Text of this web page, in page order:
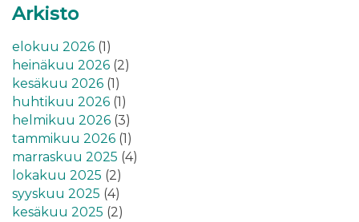
Arkisto
elokuu 2026 (1)
heinäkuu 2026 (2)
kesäkuu 2026 (1)
huhtikuu 2026 (1)
helmikuu 2026 (3)
tammikuu 2026 (1)
marraskuu 2025 (4)
lokakuu 2025 (2)
syyskuu 2025 (4)
kesäkuu 2025 (2)